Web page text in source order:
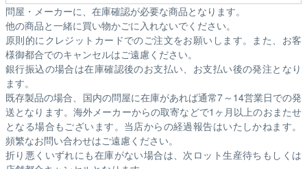
問屋・メーカーに、在庫確認が必要な商品となります。
他の商品と一緒に買い物かごに入れないでください。
原則的にクレジットカードでのご注文をお願いします。また、お客
様御都合でのキャンセルはご遠慮ください。
銀行振込の場合は在庫確認後のお支払い、お支払い後の発注となり
ます。
既存製品の場合、国内の問屋に在庫があれば通常7～14営業日での発
送となります。海外メーカーからの取寄などで1ヶ月以上のおまたせ
となる場合もございます。 当店からの経過報告はいたしかねます。
頻繁なお問い合わせはご遠慮ください。
折り悪くいずれにも在庫がない場合は、次ロット生産待ちもしくは